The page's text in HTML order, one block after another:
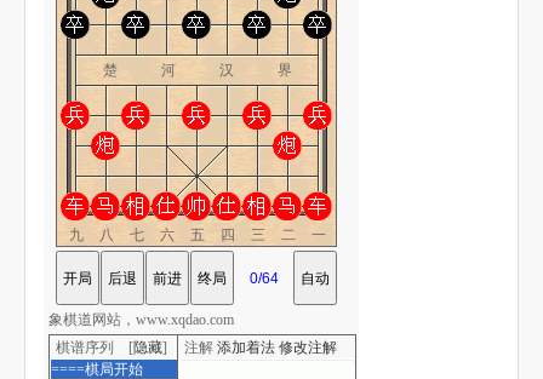
楚 河 汉 界
九八七六五四三二一
棋谱序列 [隐藏]
====棋局开始
注解 添加着法 修改注解
象棋道网站，www.xqdao.com